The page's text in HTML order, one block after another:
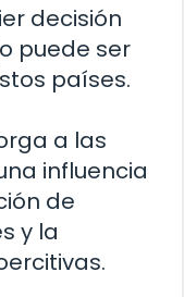
decisión
puede ser
países.
a las
influencia
de
y la